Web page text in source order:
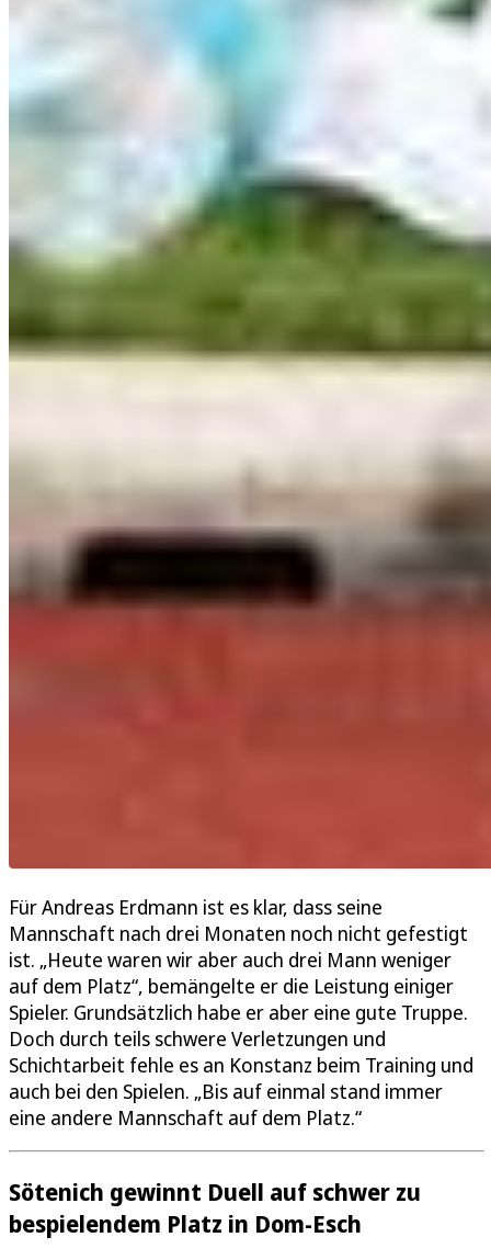
Für Andreas Erdmann ist es klar, dass seine
Mannschaft nach drei Monaten noch nicht gefestigt
ist. „Heute waren wir aber auch drei Mann weniger
auf dem Platz“, bemängelte er die Leistung einiger
Spieler. Grundsätzlich habe er aber eine gute Truppe.
Doch durch teils schwere Verletzungen und
Schichtarbeit fehle es an Konstanz beim Training und
auch bei den Spielen. „Bis auf einmal stand immer
eine andere Mannschaft auf dem Platz.“
Sötenich gewinnt Duell auf schwer zu
bespielendem Platz in Dom-Esch